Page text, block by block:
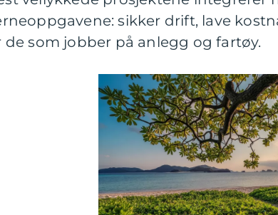
sikker drift, lave
de som jobber på anlegg og fartøy.